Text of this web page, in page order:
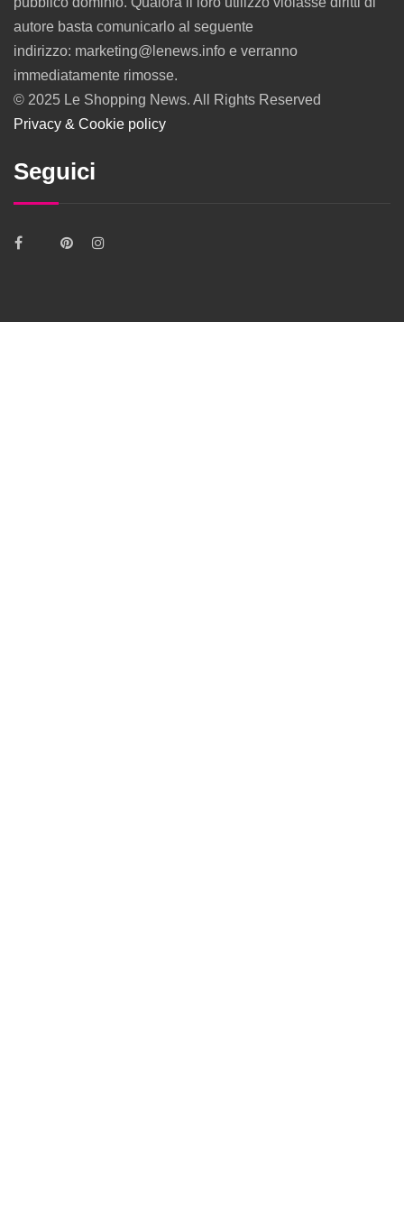
autore basta comunicarlo al seguente
indirizzo: marketing@lenews.info e verranno
immediatamente rimosse.
© 2025 Le Shopping News. All Rights Reserved
Privacy & Cookie policy
Seguici